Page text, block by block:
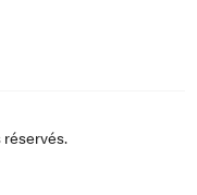
réservés.